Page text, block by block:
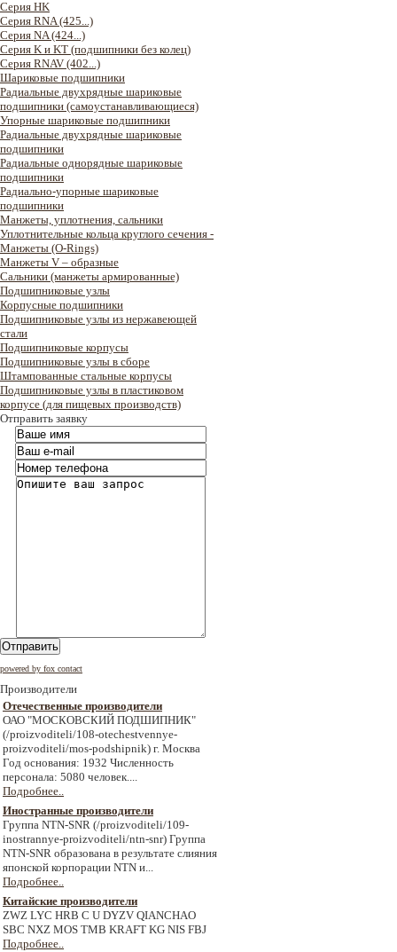
Серия HK
Серия RNA (425...)
Серия NA (424...)
Серия K и KT (подшипники без колец)
Серия RNAV (402...)
Шариковые подшипники
Радиальные двухрядные шариковые
подшипники (самоустанавливающиеся)
Упорные шариковые подшипники
Радиальные двухрядные шариковые
подшипники
Радиальные однорядные шариковые
подшипники
Радиально-упорные шариковые
подшипники
Манжеты, уплотнения, сальники
Уплотнительные кольца круглого сечения -
Манжеты (O-Rings)
Манжеты V – образные
Сальники (манжеты армированные)
Подшипниковые узлы
Корпусные подшипники
Подшипниковые узлы из нержавеющей
стали
Подшипниковые корпусы
Подшипниковые узлы в сборе
Штампованные стальные корпусы
Подшипниковые узлы в пластиковом
корпусе (для пищевых производств)
Отправить заявку
Отправить
powered by fox contact
Производители
Отечественные производители
ОАО "МОСКОВСКИЙ ПОДШИПНИК"
(/proizvoditeli/108-otechestvennye-
proizvoditeli/mos-podshipnik) г. Москва
Год основания: 1932 Численность
персонала: 5080 человек....
Подробнее..
Иностранные производители
Группа NTN-SNR (/proizvoditeli/109-
inostrannye-proizvoditeli/ntn-snr) Группа
NTN-SNR образована в результате слияния
японской корпорации NTN и...
Подробнее..
Китайские производители
ZWZ LYC HRB C U DYZV QIANCHAO
SBC NXZ MOS TMB KRAFT KG NIS FBJ
Подробнее..